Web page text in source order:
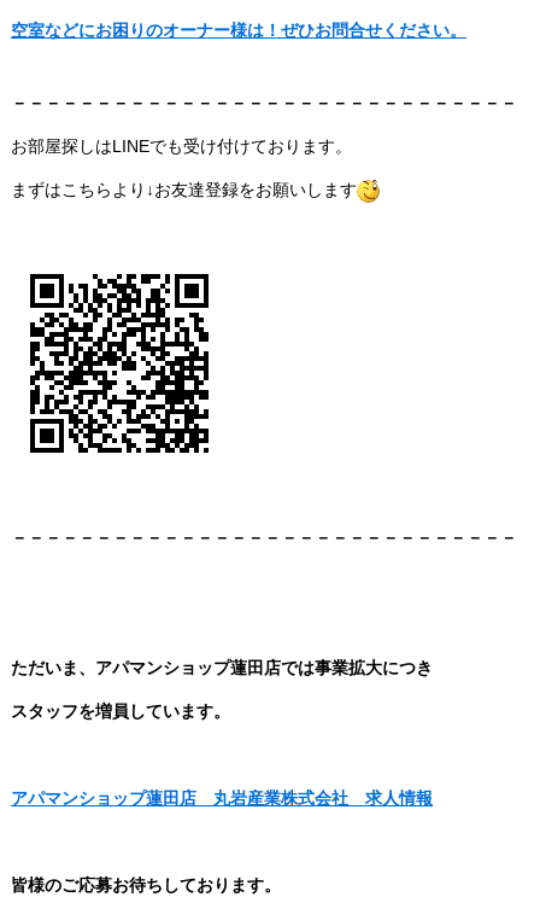
空室などにお困りのオーナー様は！ぜひお問合せください。
－－－－－－－－－－－－－－－－－－－－－－－－－－－－－－
お部屋探しはLINEでも受け付けております。
まずはこちらより↓お友達登録をお願いします
－－－－－－－－－－－－－－－－－－－－－－－－－－－－－－
ただいま、アパマンショップ蓮田店では事業拡大につき
スタッフを増員しています。
アパマンショップ蓮田店 丸岩産業株式会社 求人情報
皆様のご応募お待ちしております。